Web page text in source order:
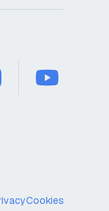
youtube
Cookies